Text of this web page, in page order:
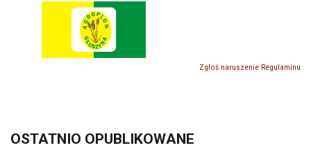
Zgłoś naruszenie Regulaminu
OSTATNIO OPUBLIKOWANE